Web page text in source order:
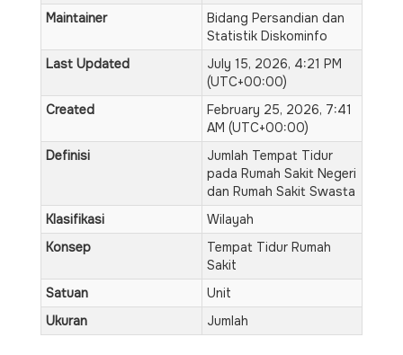
Maintainer
Bidang Persandian dan
Statistik Diskominfo
Last Updated
July 15, 2026, 4:21 PM
(UTC+00:00)
Created
February 25, 2026, 7:41
AM (UTC+00:00)
Definisi
Jumlah Tempat Tidur
pada Rumah Sakit Negeri
dan Rumah Sakit Swasta
Klasifikasi
Wilayah
Konsep
Tempat Tidur Rumah
Sakit
Satuan
Unit
Ukuran
Jumlah